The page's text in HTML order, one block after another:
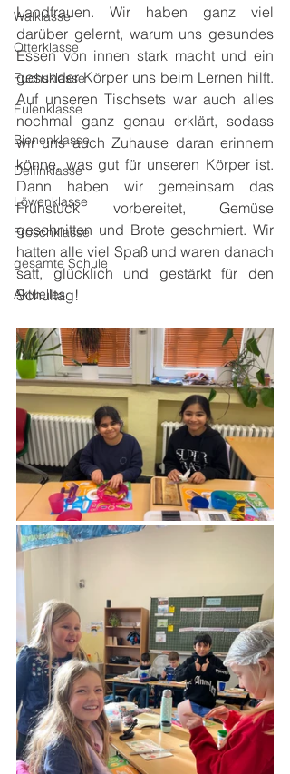
Walklasse
Otterklasse
Fuchsklasse
Eulenklasse
Bienenklasse
Delfinklasse
Löwenklasse
Froschklasse
gesamte Schule
Aktuelles
Landfrauen. Wir haben ganz viel
darüber gelernt, warum uns gesundes
Essen von innen stark macht und ein
gesunder Körper uns beim Lernen hilft.
Auf unseren Tischsets war auch alles
nochmal ganz genau erklärt, sodass
wir uns auch Zuhause daran erinnern
könne, was gut für unseren Körper ist.
Dann haben wir gemeinsam das
Frühstück vorbereitet, Gemüse
geschnitten und Brote geschmiert. Wir
hatten alle viel Spaß und waren danach
satt, glücklich und gestärkt für den
Schultag!